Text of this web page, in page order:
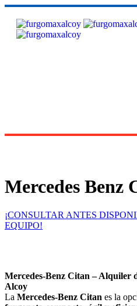
Mercedes Benz
¡CONSULTAR ANTES
EQUIPO!
Mercedes-Benz Citan – Alquiler
Alcoy
La Mercedes-Benz Citan es la